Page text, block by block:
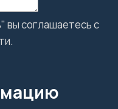
вы соглашаетесь с